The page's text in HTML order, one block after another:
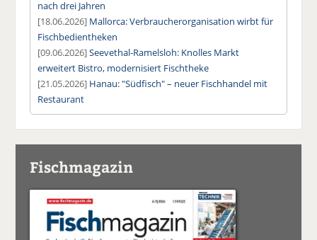
nach drei Jahren
[18.06.2026] Mallorca: Verbraucherorganisation wirbt für
Fischbedientheken
[09.06.2026]Seevethal-Ramelsloh: Knolles Markt
erweitert Bistro, modernisiert Fischtheke
[21.05.2026] Hanau: "Südfisch" – neuer Fischhandel mit
Restaurant
Fischmagazin